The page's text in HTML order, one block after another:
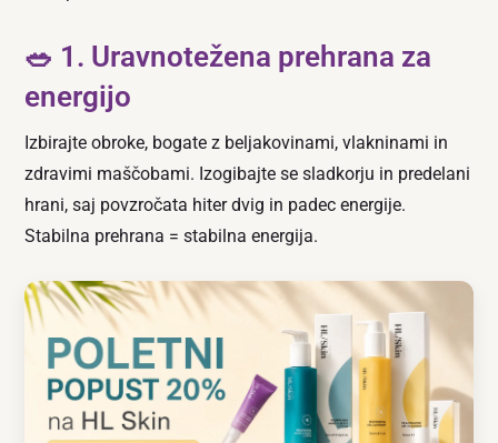
🥗 1. Uravnotežena prehrana za
energijo
Izbirajte obroke, bogate z beljakovinami, vlakninami in
zdravimi maščobami. Izogibajte se sladkorju in predelani
hrani, saj povzročata hiter dvig in padec energije.
Stabilna prehrana = stabilna energija.